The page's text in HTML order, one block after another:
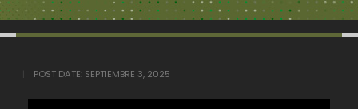
POST DATE: SEPTIEMBRE 3, 2025